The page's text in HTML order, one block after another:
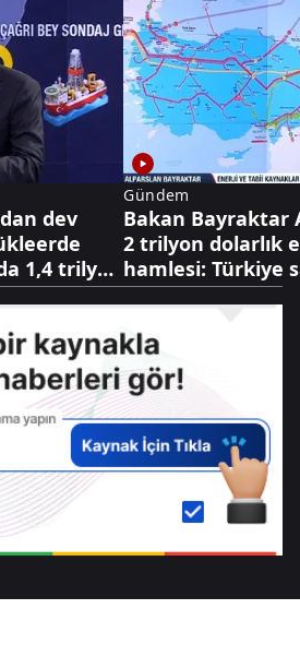
dev
1,4 trilyon
Gündem
Bakan Bayraktar
2 trilyon dolarlık
hamlesi: Türkiye
oyunu